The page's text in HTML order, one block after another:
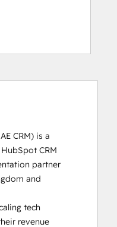
CRM) is a
CRM
partner
and
tech
revenue